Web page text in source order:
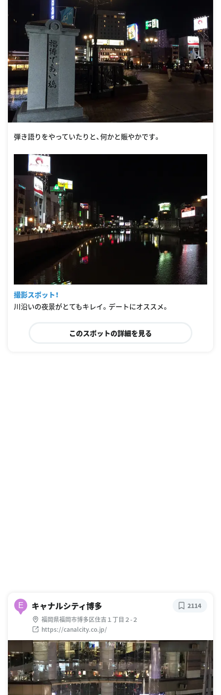
弾き語りをやっていたりと、何かと賑やかです。
撮影スポット！
川沿いの夜景がとてもキレイ。デートにオススメ。
このスポットの詳細を見る
E キャナルシティ博多
福岡県福岡市博多区住吉１丁目２-２
https://canalcity.co.jp/
2114